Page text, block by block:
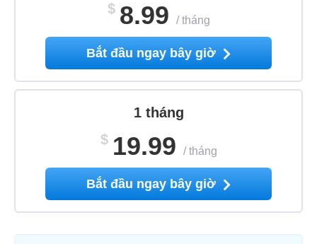
$ 8.99 /tháng
Bắt đầu ngay bây giờ
1 tháng
$ 19.99 /tháng
Bắt đầu ngay bây giờ